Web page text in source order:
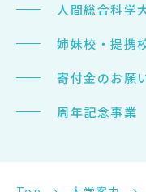
同窓会
人間総合科学
姉妹校・提携
寄付金のお願
周年記念事業